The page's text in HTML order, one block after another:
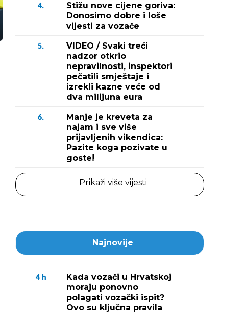
4.
Stižu nove cijene goriva:
Donosimo dobre i loše
vijesti za vozače
5.
VIDEO / Svaki treći
nadzor otkrio
nepravilnosti, inspektori
pečatili smještaje i
izrekli kazne veće od
dva milijuna eura
6.
Manje je kreveta za
najam i sve više
prijavljenih vikendica:
Pazite koga pozivate u
goste!
Prikaži više vijesti
Najnovije
4 h
Kada vozači u Hrvatskoj
moraju ponovno
polagati vozački ispit?
Ovo su ključna pravila